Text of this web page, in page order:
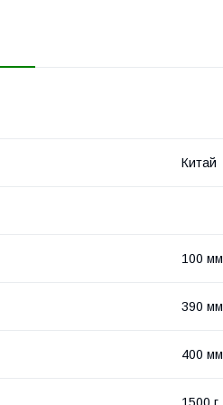
Китай
100 мм
390 мм
400 мм